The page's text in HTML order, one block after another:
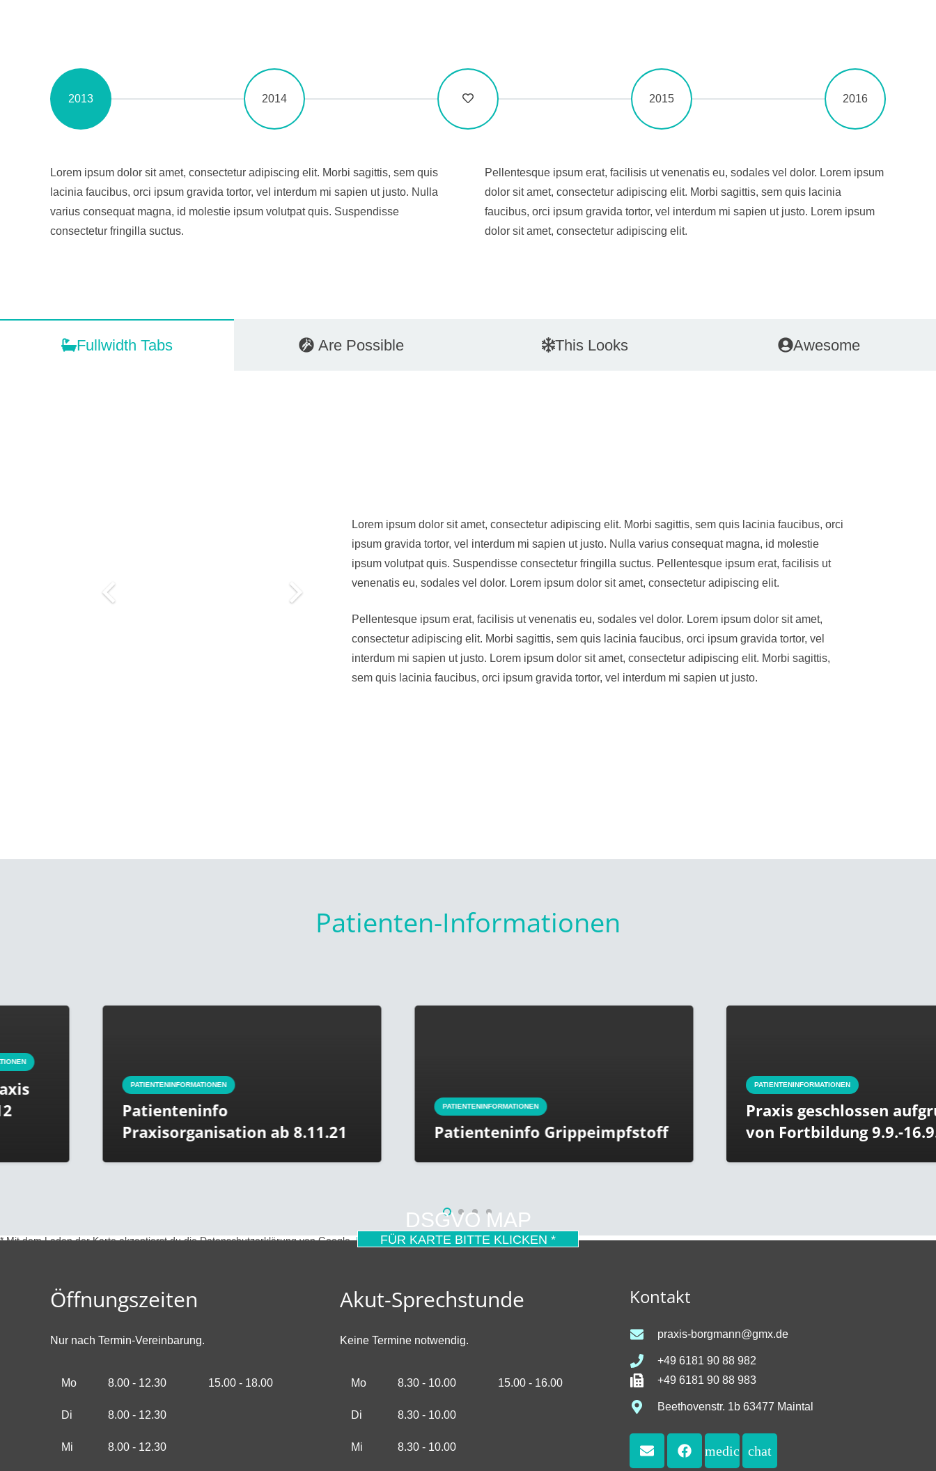
2013 2014 2015 2016
Lorem ipsum dolor sit amet, consectetur adipiscing elit. Morbi sagittis, sem quis
lacinia faucibus, orci ipsum gravida tortor, vel interdum mi sapien ut justo. Nulla
varius consequat magna, id molestie ipsum volutpat quis. Suspendisse
consectetur fringilla suctus.
Pellentesque ipsum erat, facilisis ut venenatis eu, sodales vel dolor. Lorem ipsum
dolor sit amet, consectetur adipiscing elit. Morbi sagittis, sem quis lacinia
faucibus, orci ipsum gravida tortor, vel interdum mi sapien ut justo. Lorem ipsum
dolor sit amet, consectetur adipiscing elit.
Fullwidth Tabs Are Possible This Looks Awesome
Lorem ipsum dolor sit amet, consectetur adipiscing elit. Morbi sagittis, sem quis lacinia faucibus, orci
ipsum gravida tortor, vel interdum mi sapien ut justo. Nulla varius consequat magna, id molestie
ipsum volutpat quis. Suspendisse consectetur fringilla suctus. Pellentesque ipsum erat, facilisis ut
venenatis eu, sodales vel dolor. Lorem ipsum dolor sit amet, consectetur adipiscing elit.
Pellentesque ipsum erat, facilisis ut venenatis eu, sodales vel dolor. Lorem ipsum dolor sit amet,
consectetur adipiscing elit. Morbi sagittis, sem quis lacinia faucibus, orci ipsum gravida tortor, vel
interdum mi sapien ut justo. Lorem ipsum dolor sit amet, consectetur adipiscing elit. Morbi sagittis,
sem quis lacinia faucibus, orci ipsum gravida tortor, vel interdum mi sapien ut justo.
Patienten-Informationen
PATIENTENINFORMATIONEN
Patienteninfo
Praxisorganisation ab 8.11.21
PATIENTENINFORMATIONEN
Patienteninfo Grippeimpfstoff
PATIENTENINFORMATIONEN
Praxis geschlossen aufgrund
von Fortbildung 9.9.-16.9.2021
DSGVO MAP
FÜR KARTE BITTE KLICKEN *
* Mit dem Laden der Karte akzeptierst du die Datenschutzerklärung von Google.Mehr erfahren
Öffnungszeiten
Nur nach Termin-Vereinbarung.
Mo 8.00 - 12.30 15.00 - 18.00
Di 8.00 - 12.30
Mi 8.00 - 12.30
Akut-Sprechstunde
Keine Termine notwendig.
Mo 8.30 - 10.00 15.00 - 16.00
Di 8.30 - 10.00
Mi 8.30 - 10.00
Kontakt
praxis-borgmann@gmx.de
+49 6181 90 88 982
+49 6181 90 88 983
Beethovenstr. 1b 63477 Maintal
medical_services
chat